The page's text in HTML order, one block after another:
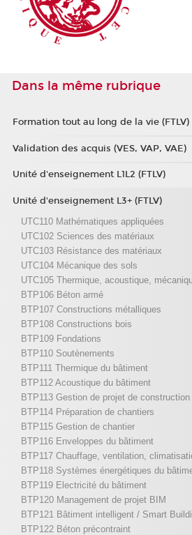
Dans la même rubrique
Formation tout au long de la vie (FTLV)
Validation des acquis (VES, VAP, VAE)
Unité d'enseignement L1L2 (FTLV)
Unité d'enseignement L3+ (FTLV)
UTC110 Mathématiques appliquées
UTC102 Sciences des matériaux
UTC103 Résistance des matériaux
UTC104 Mécanique des sols
UTC105 Thermique, acoustique,
BTP106 Béton armé
BTP107 Constructions métalliques
BTP108 Constructions bois
BTP109 Fondations
BTP110 Soutènements
BTP111 Thermique du bâtiment
BTP112 Acoustique du bâtiment
BTP113 Gestion de projet de construction
BTP114 Préparation de chantiers
BTP115 Gestion de chantier
BTP116 Enveloppes du bâtiment
BTP117 Chauffage, ventilation,
BTP118 Systèmes énergétiques du
BTP119 Electricité du bâtiment
BTP120 Management de projet BIM
BTP121 Bâtiment intelligent / Smart
BTP122 Béton précontraint